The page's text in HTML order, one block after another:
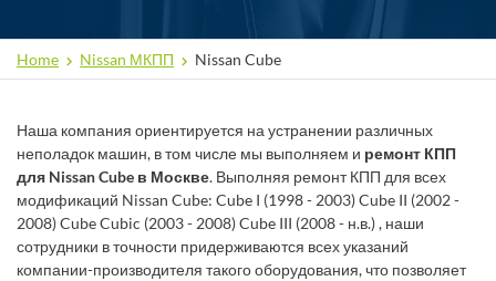
Home Nissan МКПП Nissan Cube
Наша компания ориентируется на устранении различных
неполадок машин, в том числе мы выполняем и ремонт КПП
для Nissan Cube в Москве. Выполняя ремонт КПП для всех
модификаций Nissan Cube: Cube I (1998 - 2003) Cube II (2002 -
2008) Cube Cubic (2003 - 2008) Cube III (2008 - н.в.) , наши
сотрудники в точности придерживаются всех указаний
компании-производителя такого оборудования, что позволяет